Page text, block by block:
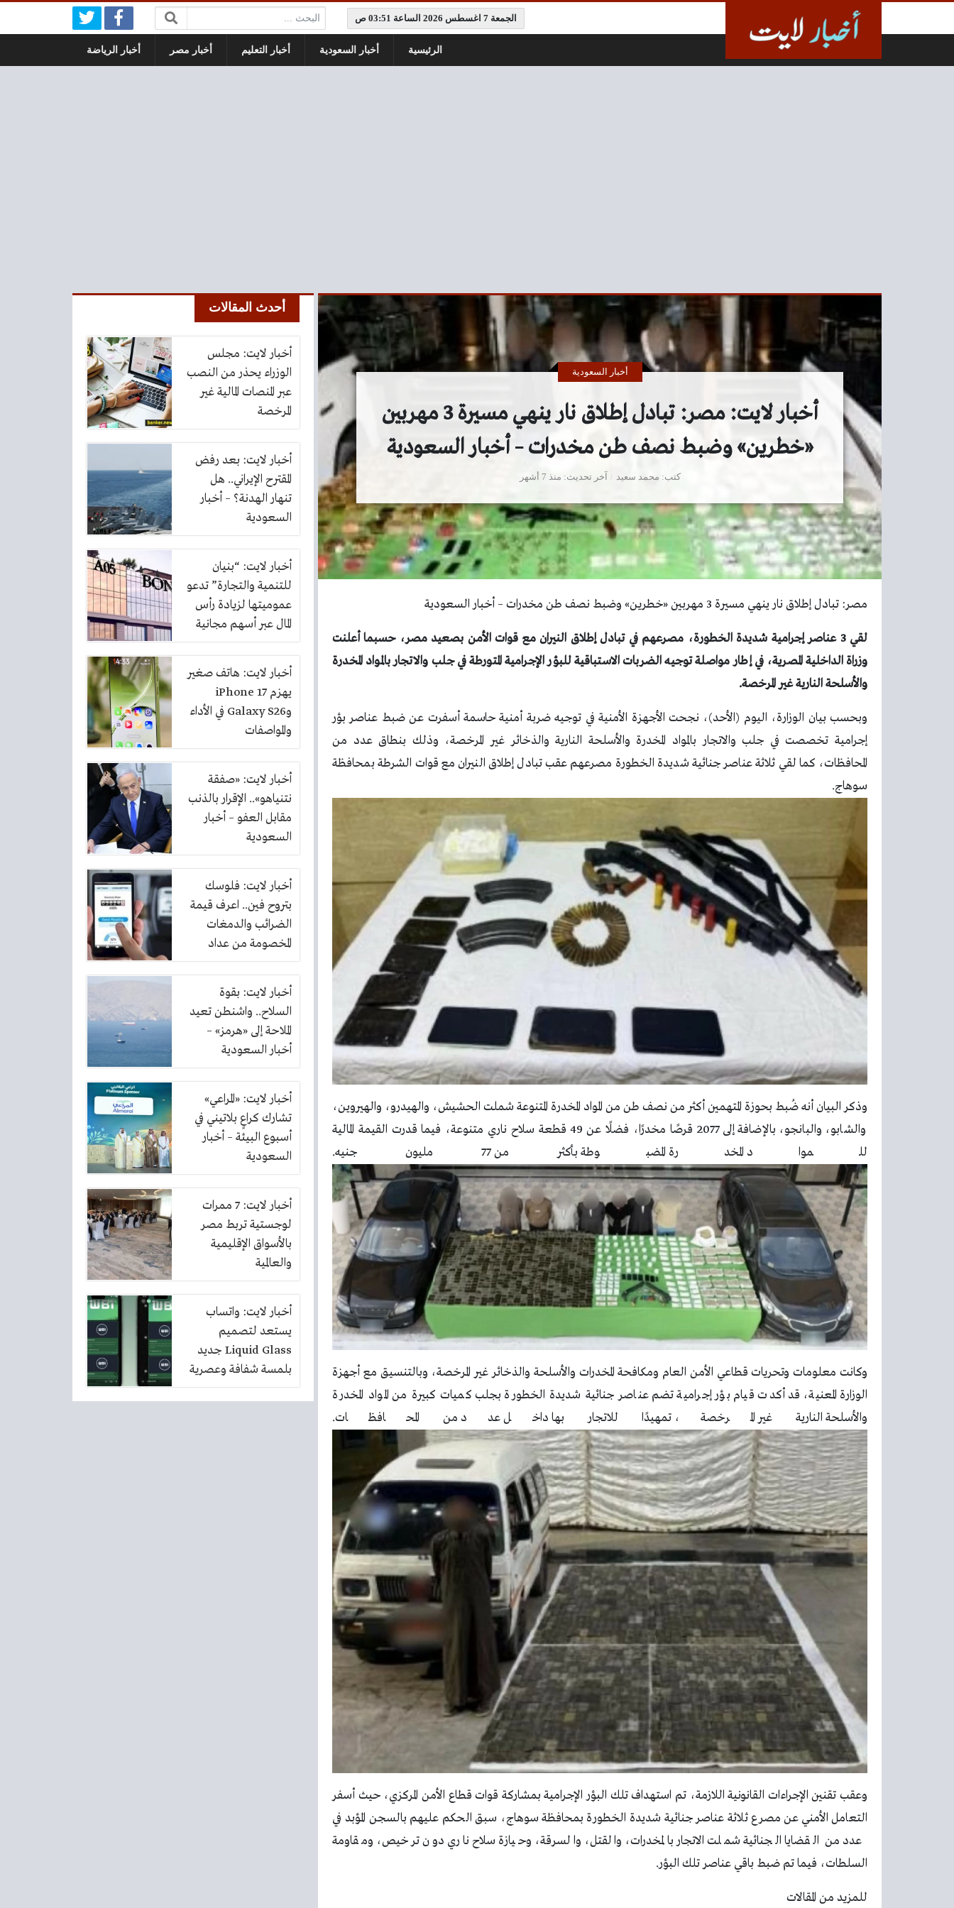
الجمعة 7 اغسطس 2026 الساعة 03:51 ص البحث:
الرئيسية أخبار السعودية أخبار التعليم أخبار مصر أخبار الرياضة
أخبار لايت: مصر: تبادل إطلاق نار ينهي مسيرة 3 مهربين
«خطرين» وضبط نصف طن مخدرات – أخبار السعودية
كتب محمد سعيد
أخبار السعودية
آخر تحديث منذ 7 أشهر
مصر: تبادل إطلاق نار ينهي مسيرة 3 مهربين «خطرين» وضبط نصف طن مخدرات – أخبار السعودية
لقي 3 عناصر إجرامية شديدة الخطورة، مصرعهم في تبادل إطلاق النيران مع قوات الأمن بصعيد مصر، حسبما أعلنت
وزراة الداخلية المصرية، في إطار مواصلة توجيه الضربات الاستباقية للبؤر الإجرامية المتورطة في جلب والاتجار بالمواد المخدرة
والأسلحة النارية غير المرخصة.
وبحسب بيان الوزارة، اليوم (الأحد)، نجحت الأجهزة الأمنية في توجيه ضربة أمنية حاسمة أسفرت عن ضبط عناصر بؤر
إجرامية تخصصت في جلب والاتجار بالمواد المخدرة والأسلحة النارية والذخائر غير المرخصة، وذلك بنطاق عدد من
المحافظات، كما لقي ثلاثة عناصر جنائية شديدة الخطورة مصرعهم عقب تبادل إطلاق النيران مع قوات الشرطة بمحافظة
سوهاج.
وذكر البيان أنه ضُبط بحوزة المتهمين أكثر من نصف طن من المواد المخدرة المتنوعة شملت الحشيش، والهيدرو، والهيروين،
والشابو، والبانجو، بالإضافة إلى 2077 قرصًا مخدرًا، فضلًا عن 49 قطعة سلاح ناري متنوعة، فيما قدرت القيمة المالية
للمواد المخدرة المضبوطة بأكثر من 77 مليون جنيه.
وكانت معلومات وتحريات قطاعي الأمن العام ومكافحة المخدرات والأسلحة والذخائر غير المرخصة، وبالتنسيق مع أجهزة
الوزارة المعنية، قد أكدت قيام بؤر إجرامية تضم عناصر جنائية شديدة الخطورة بجلب كميات كبيرة من المواد المخدرة
والأسلحة النارية غير المرخصة، تمهيدًا للاتجار بها داخل عدد من المحافظات.
وعقب تقنين الإجراءات القانونية اللازمة، تم استهداف تلك البؤر الإجرامية بمشاركة قوات قطاع الأمن المركزي، حيث أسفر
التعامل الأمني عن مصرع ثلاثة عناصر جنائية شديدة الخطورة بمحافظة سوهاج، سبق الحكم عليهم بالسجن المؤبد في
عدد من القضايا الجنائية شملت الاتجار بالمخدرات، والقتل، والسرقة، وحيازة سلاح ناري دون ترخيص، ومقاومة
السلطات، فيما تم ضبط باقي عناصر تلك البؤر.
للمزيد من المقالات
أحدث المقالات
أخبار لايت: مجلس
الوزراء يحذر من النصب
عبر المنصات المالية غير
المرخصة
أخبار لايت: بعد رفض
المقترح الإيراني.. هل
تنهار الهدنة؟ – أخبار
السعودية
أخبار لايت: “بنيان
للتنمية والتجارة” تدعو
عموميتها لزيادة رأس
المال عبر أسهم مجانية
بنسبة 10%
أخبار لايت: هاتف صغير
يهزم iPhone 17
وGalaxy S26 في الأداء
والمواصفات
أخبار لايت: «صفقة
نتنياهو».. الإقرار بالذنب
مقابل العفو – أخبار
السعودية
أخبار لايت: فلوسك
بتروح فين.. اعرف قيمة
الضرائب والدمغات
المخصومة من عداد
الكهرباء
أخبار لايت: بقوة
السلاح.. واشنطن تعيد
الملاحة إلى «هرمز» –
أخبار السعودية
أخبار لايت: «المراعي»
تشارك كراعٍ بلاتيني في
أسبوع البيئة – أخبار
السعودية
أخبار لايت: 7 ممرات
لوجستية تربط مصر
بالأسواق الإقليمية
والعالمية
أخبار لايت: واتساب
يستعد لتصميم
Liquid Glass جديد
بلمسة شفافة وعصرية